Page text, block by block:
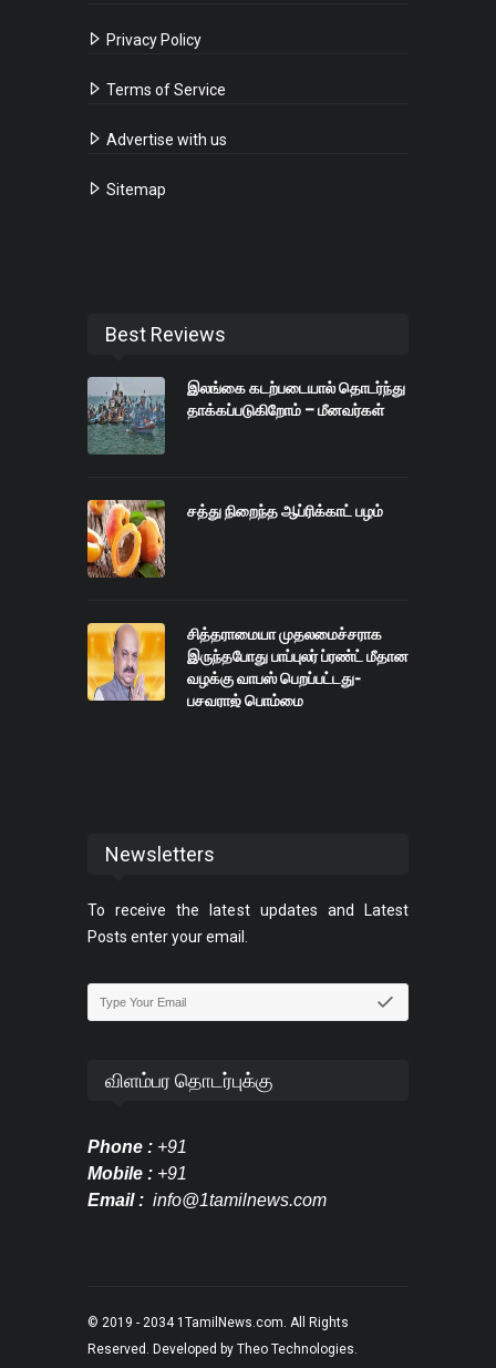
Privacy Policy
Terms of Service
Advertise with us
Sitemap
Best Reviews
இலங்கை கடற்படையால் தொடர்ந்து
தாக்கப்படுகிறோம் – மீனவர்கள்
சத்து நிறைந்த ஆப்ரிக்காட் பழம்
சித்தராமையா முதலமைச்சராக
இருந்தபோது பாப்புலர் ப்ரண்ட் மீதான
வழக்கு வாபஸ் பெறப்பட்டது-
பசவராஜ் பொம்மை
Newsletters
To receive the latest updates and Latest
Posts enter your email.
விளம்பர தொடர்புக்கு
Phone : +91
Mobile : +91
Email : info@1tamilnews.com
© 2019 - 2034 1TamilNews.com . All Rights
Reserved. Developed by Theo Technologies